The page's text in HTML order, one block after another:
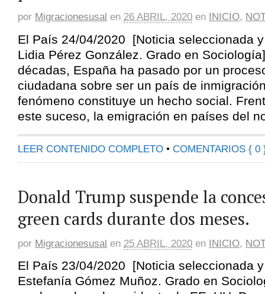
por Migracionesusal en 26 ABRIL, 2020 en INICIO,
El País 24/04/2020 [Noticia seleccionada
Lidia Pérez González. Grado en
décadas, España ha pasado por un
ciudadana sobre ser un país de
fenómeno constituye un hecho social.
este suceso, la emigración en países del
LEER CONTENIDO COMPLETO • COMENTARIOS { 0
Donald Trump suspende la
green cards durante dos meses.
por Migracionesusal en 25 ABRIL, 2020 en INICIO,
El País 23/04/2020 [Noticia seleccionada
Estefanía Gómez Muñoz. Grado en